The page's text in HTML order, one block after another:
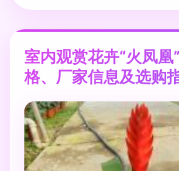
室内观赏花卉“火凤凰
格、厂家信息及选购